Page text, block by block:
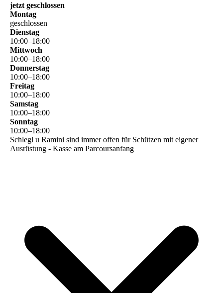
jetzt geschlossen
Montag
geschlossen
Dienstag
10:00–18:00
Mittwoch
10:00–18:00
Donnerstag
10:00–18:00
Freitag
10:00–18:00
Samstag
10:00–18:00
Sonntag
10:00–18:00
Schlegl u Ramini sind immer offen für Schützen mit eigener
Ausrüstung - Kasse am Parcoursanfang